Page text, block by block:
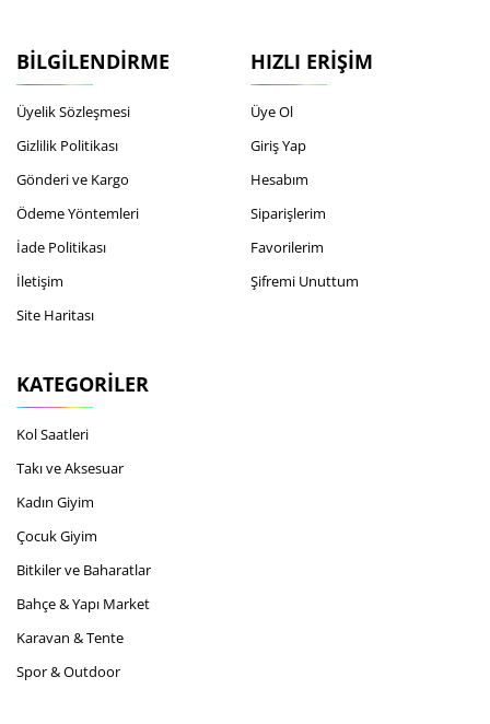
BILGILENDIRME
Üyelik Sözleşmesi
Gizlilik Politikası
Gönderi ve Kargo
Ödeme Yöntemleri
İade Politikası
İletişim
Site Haritası
HIZLI ERIŞIM
Üye Ol
Giriş Yap
Hesabım
Siparişlerim
Favorilerim
Şifremi Unuttum
KATEGORILER
Kol Saatleri
Takı ve Aksesuar
Kadın Giyim
Çocuk Giyim
Bitkiler ve Baharatlar
Bahçe & Yapı Market
Karavan & Tente
Spor & Outdoor